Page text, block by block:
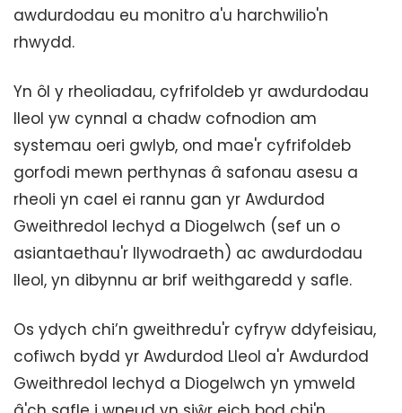
awdurdodau eu monitro a'u harchwilio'n
rhwydd.
Yn ôl y rheoliadau, cyfrifoldeb yr awdurdodau
lleol yw cynnal a chadw cofnodion am
systemau oeri gwlyb, ond mae'r cyfrifoldeb
gorfodi mewn perthynas â safonau asesu a
rheoli yn cael ei rannu gan yr Awdurdod
Gweithredol Iechyd a Diogelwch (sef un o
asiantaethau'r llywodraeth) ac awdurdodau
lleol, yn dibynnu ar brif weithgaredd y safle.
Os ydych chi’n gweithredu'r cyfryw ddyfeisiau,
cofiwch bydd yr Awdurdod Lleol a'r Awdurdod
Gweithredol Iechyd a Diogelwch yn ymweld